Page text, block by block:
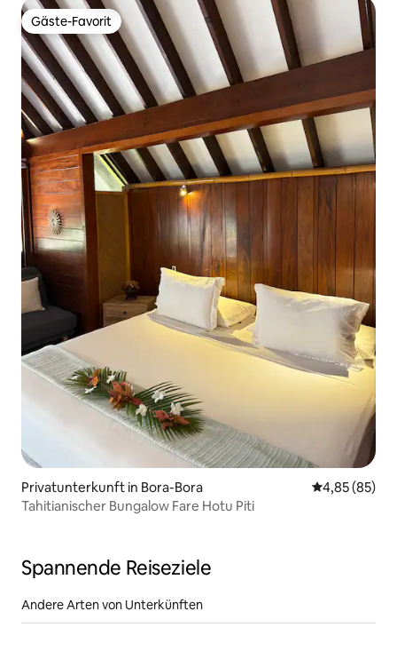
Gäste-Favorit
Gäste-Favorit
Privatunterkunft in Bora-Bora
4,85 (85)
Tahitianischer Bungalow Fare Hotu Piti
Spannende Reiseziele
Andere Arten von Unterkünften